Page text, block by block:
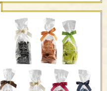
Amaretti in tubo di
metallo